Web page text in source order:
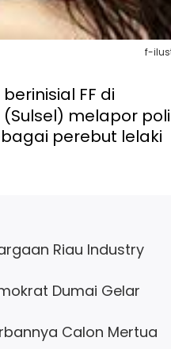
f-
FF di
(Sulsel) melapor
perebut lelaki
Riau Industry
Dumai Gelar
Calon Mertua